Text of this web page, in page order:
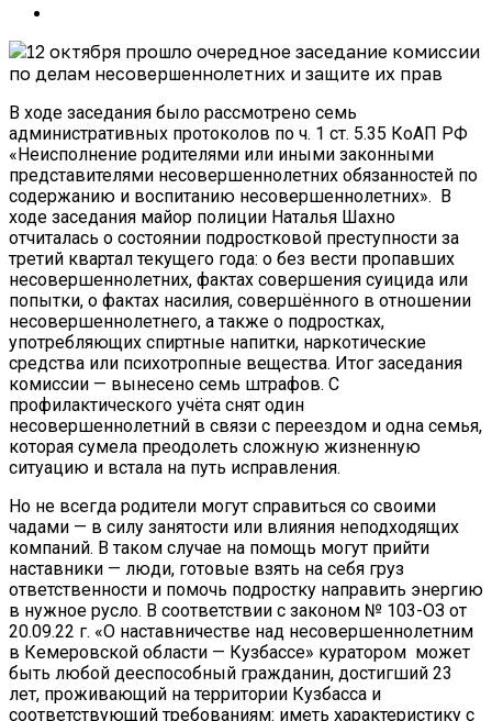
В ходе заседания было рассмотрено семь
административных протоколов по ч. 1 ст. 5.35 КоАП РФ
«Неисполнение родителями или иными законными
представителями несовершеннолетних обязанностей по
содержанию и воспитанию несовершеннолетних». В
ходе заседания майор полиции Наталья Шахно
отчиталась о состоянии подростковой преступности за
третий квартал текущего года: о без вести пропавших
несовершеннолетних, фактах совершения суицида или
попытки, о фактах насилия, совершённого в отношении
несовершеннолетнего, а также о подростках,
употребляющих спиртные напитки, наркотические
средства или психотропные вещества. Итог заседания
комиссии — вынесено семь штрафов. С
профилактического учёта снят один
несовершеннолетний в связи с переездом и одна семья,
которая сумела преодолеть сложную жизненную
ситуацию и встала на путь исправления.
Но не всегда родители могут справиться со своими
чадами — в силу занятости или влияния неподходящих
компаний. В таком случае на помощь могут прийти
наставники — люди, готовые взять на себя груз
ответственности и помочь подростку направить энергию
в нужное русло. В соответствии с законом № 103-ОЗ от
20.09.22 г. «О наставничестве над несовершеннолетним
в Кемеровской области — Кузбассе» куратором может
быть любой дееспособный гражданин, достигший 23
лет, проживающий на территории Кузбасса и
соответствующий требованиям: иметь характеристику с